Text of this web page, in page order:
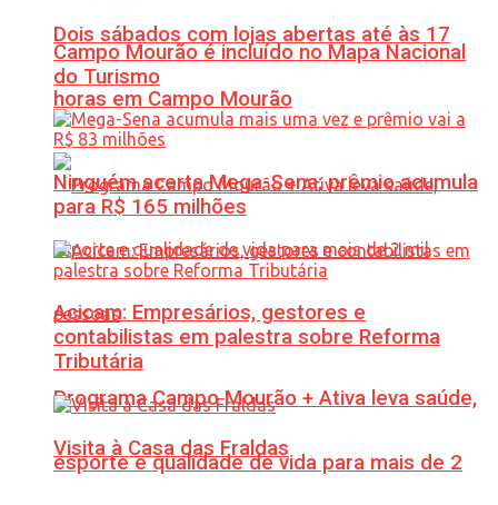
Dois sábados com lojas abertas até às 17
horas em Campo Mourão
Programa Campo Mourão + Ativa leva saúde,
esporte e qualidade de vida para mais de 2
Campo Mourão é incluído no Mapa Nacional
do Turismo
Ninguém acerta Mega-Sena; prêmio acumula
para R$ 165 milhões
Acicam: Empresários, gestores e
contabilistas em palestra sobre Reforma
Tributária
Visita à Casa das Fraldas